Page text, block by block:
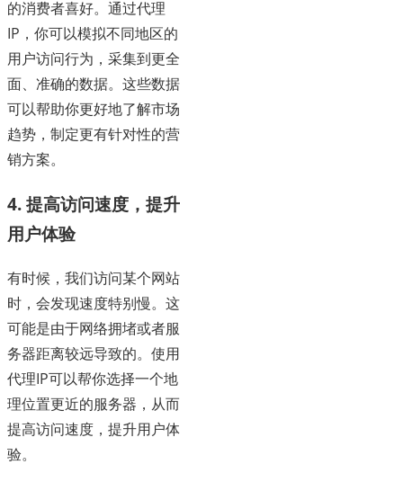
的消费者喜好。通过代理
IP，你可以模拟不同地区的
用户访问行为，采集到更全
面、准确的数据。这些数据
可以帮助你更好地了解市场
趋势，制定更有针对性的营
销方案。
4. 提高访问速度，提升
用户体验
有时候，我们访问某个网站
时，会发现速度特别慢。这
可能是由于网络拥堵或者服
务器距离较远导致的。使用
代理IP可以帮你选择一个地
理位置更近的服务器，从而
提高访问速度，提升用户体
验。